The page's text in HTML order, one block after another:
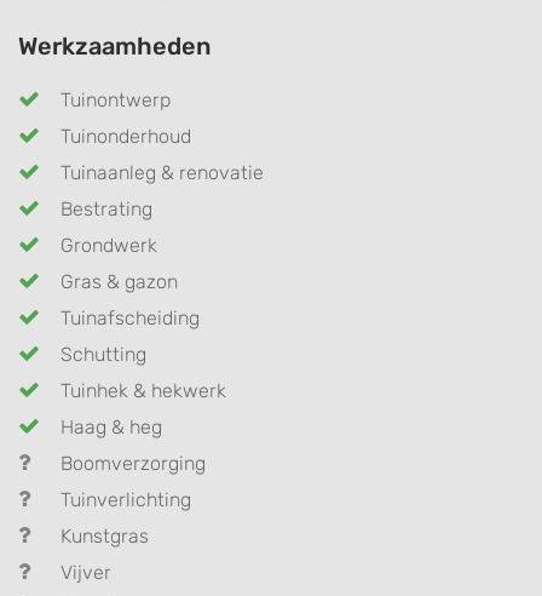
Werkzaamheden
Tuinontwerp
Tuinonderhoud
Tuinaanleg & renovatie
Bestrating
Grondwerk
Gras & gazon
Tuinafscheiding
Schutting
Tuinhek & hekwerk
Haag & heg
Boomverzorging
Tuinverlichting
Kunstgras
Vijver